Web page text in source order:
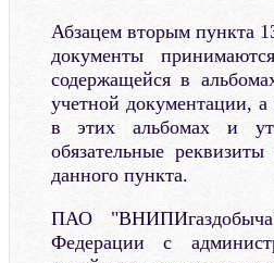
Абзацем вторым пункта
документы
содержащейся в
учетной документации,
в этих альбомах и
обязательные
данного пункта.
ПАО
Федерации с